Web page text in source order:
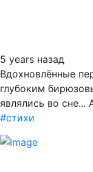
5 years назад
Вдохновлённые
глубоким
являлись во сне...
#стихи